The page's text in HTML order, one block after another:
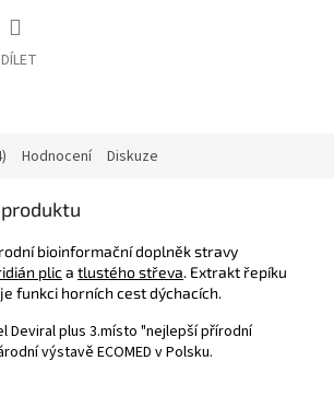
Hodnocení Diskuze
bioinformační doplněk stravy
plica tlustého střeva. Extrakt řepíku
funkci horních cest dýchacích.
Deviral plus 3.místo "nejlepší přírodní
výstavě ECOMED v Polsku.